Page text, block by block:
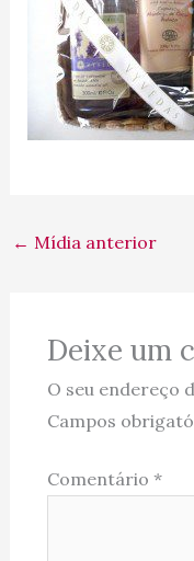
← Mídia anterior
Deixe um
O seu endereço
Campos
Comentário *